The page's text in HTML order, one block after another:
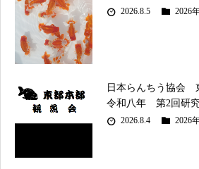
2026.8.5 2026
日本らんちう協会
令和八年 第2回研
2026.8.4 2026